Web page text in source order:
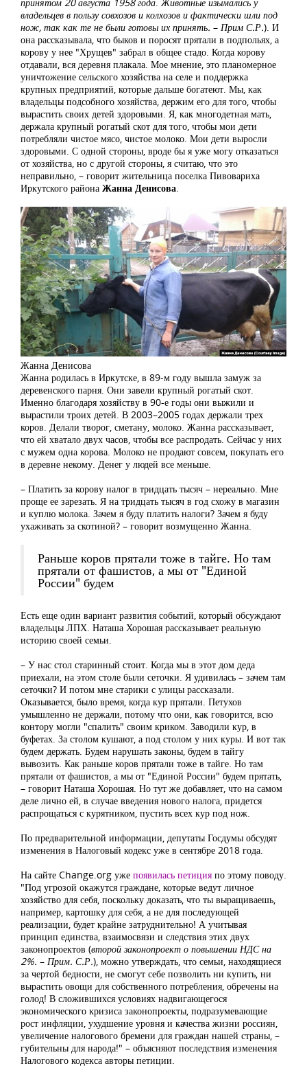
владельцев в пользу совхозов и колхозов и фактически шли под
нож, так как те не были готовы их принять. – Прим С.Р.). И
она рассказывала, что быков и поросят прятали в подпольях, а
корову у нее "Хрущев" забрал в общее стадо. Когда корову
отдавали, вся деревня плакала. Мое мнение, это планомерное
уничтожение сельского хозяйства на селе и поддержка
крупных предприятий, которые дальше богатеют. Мы, как
владельцы подсобного хозяйства, держим его для того, чтобы
вырастить своих детей здоровыми. Я, как многодетная мать,
держала крупный рогатый скот для того, чтобы мои дети
потребляли чистое мясо, чистое молоко. Мои дети выросли
здоровыми. С одной стороны, вроде бы я уже могу отказаться
от хозяйства, но с другой стороны, я считаю, что это
неправильно, – говорит жительница поселка Пивовариха
Иркутского района Жанна Денисова.
Жанна Денисова
Жанна родилась в Иркутске, в 89-м году вышла замуж за
деревенского парня. Они завели крупный рогатый скот.
Именно благодаря хозяйству в 90-е годы они выжили и
вырастили троих детей. В 2003–2005 годах держали трех
коров. Делали творог, сметану, молоко. Жанна рассказывает,
что ей хватало двух часов, чтобы все распродать. Сейчас у них
с мужем одна корова. Молоко не продают совсем, покупать его
в деревне некому. Денег у людей все меньше.
– Платить за корову налог в тридцать тысяч – нереально. Мне
проще ее зарезать. Я на тридцать тысяч в год схожу в магазин
и куплю молока. Зачем я буду платить налоги? Зачем я буду
ухаживать за скотиной? – говорит возмущенно Жанна.
Раньше коров прятали тоже в тайге. Но там
прятали от фашистов, а мы от "Единой
России" будем
Есть еще один вариант развития событий, который обсуждают
владельцы ЛПХ. Наташа Хорошая рассказывает реальную
историю своей семьи.
– У нас стол старинный стоит. Когда мы в этот дом деда
приехали, на этом столе были сеточки. Я удивилась – зачем там
сеточки? И потом мне старики с улицы рассказали.
Оказывается, было время, когда кур прятали. Петухов
умышленно не держали, потому что они, как говорится, всю
контору могли "спалить" своим криком. Заводили кур, в
буфетах. За столом кушают, а под столом у них куры. И вот так
будем держать. Будем нарушать законы, будем в тайгу
вывозить. Как раньше коров прятали тоже в тайге. Но там
прятали от фашистов, а мы от "Единой России" будем прятать,
– говорит Наташа Хорошая. Но тут же добавляет, что на самом
деле лично ей, в случае введения нового налога, придется
распрощаться с курятником, пустить всех кур под нож.
По предварительной информации, депутаты Госдумы обсудят
изменения в Налоговый кодекс уже в сентябре 2018 года.
На сайте Change.org уже появилась петиция по этому поводу.
"Под угрозой окажутся граждане, которые ведут личное
хозяйство для себя, поскольку доказать, что ты выращиваешь,
например, картошку для себя, а не для последующей
реализации, будет крайне затруднительно! А учитывая
принцип единства, взаимосвязи и следствия этих двух
законопроектов (второй законопроект о повышении НДС на
2%. – Прим. С.Р.), можно утверждать, что семьи, находящиеся
за чертой бедности, не смогут себе позволить ни купить, ни
вырастить овощи для собственного потребления, обречены на
голод! В сложившихся условиях надвигающегося
экономического кризиса законопроекты, подразумевающие
рост инфляции, ухудшение уровня и качества жизни россиян,
увеличение налогового бремени для граждан нашей страны, –
губительны для народа!" – объясняют последствия изменения
Налогового кодекса авторы петиции.